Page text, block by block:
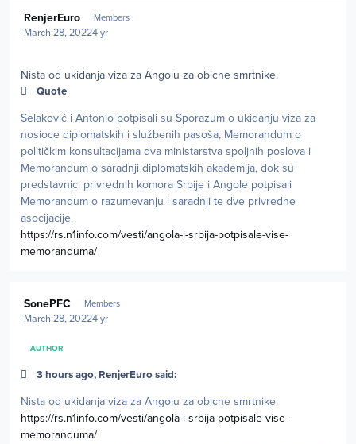
RenjerEuro Members
March 28, 20224 yr
Nista od ukidanja viza za Angolu za obicne smrtnike.
Quote
Selaković i Antonio potpisali su Sporazum o ukidanju viza za
nosioce diplomatskih i službenih pasoša, Memorandum o
političkim konsultacijama dva ministarstva spoljnih poslova i
Memorandum o saradnji diplomatskih akademija, dok su
predstavnici privrednih komora Srbije i Angole potpisali
Memorandum o razumevanju i saradnji te dve privredne
asocijacije.
https://rs.n1info.com/vesti/angola-i-srbija-potpisale-vise-
memoranduma/
SonePFC Members
March 28, 20224 yr
AUTHOR
3 hours ago, RenjerEuro said:
Nista od ukidanja viza za Angolu za obicne smrtnike.
https://rs.n1info.com/vesti/angola-i-srbija-potpisale-vise-
memoranduma/